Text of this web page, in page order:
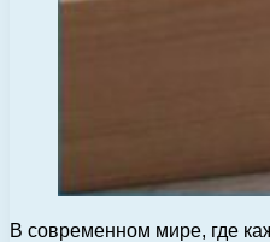
В современном мире, где